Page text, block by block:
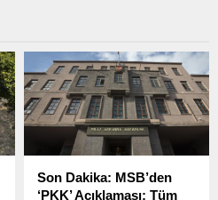
Son Dakika: MSB’den
‘PKK’ Açıklaması: Tüm